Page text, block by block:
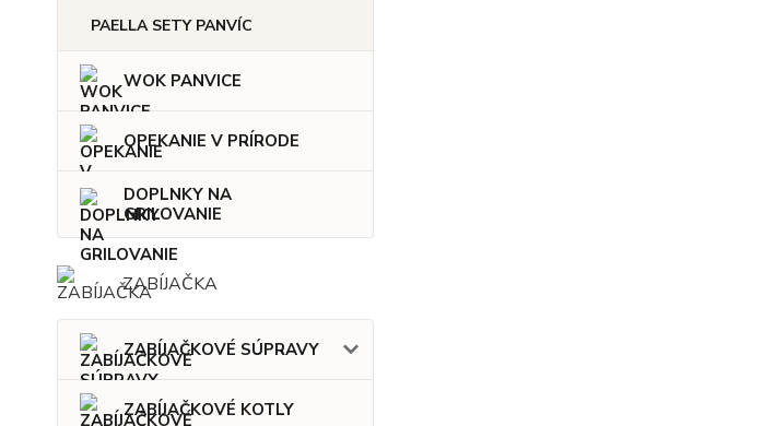
PAELLA SETY PANVÍC
WOK PANVICE
OPEKANIE V PRÍRODE
DOPLNKY NA
GRILOVANIE
ZABÍJAČKA
ZABÍJAČKOVÉ SÚPRAVY
ZABÍJAČKOVÉ KOTLY